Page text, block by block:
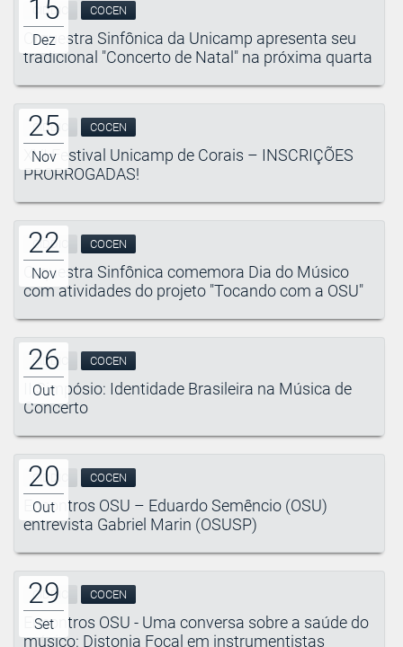
15
Dez
CIDDIC COCEN
Orquestra Sinfônica da Unicamp apresenta seu
tradicional "Concerto de Natal" na próxima quarta
25
Nov
CIDDIC COCEN
XVI Festival Unicamp de Corais – INSCRIÇÕES
PRORROGADAS!
22
Nov
CIDDIC COCEN
Orquestra Sinfônica comemora Dia do Músico
com atividades do projeto "Tocando com a OSU"
26
Out
CIDDIC COCEN
II Simpósio: Identidade Brasileira na Música de
Concerto
20
Out
CIDDIC COCEN
Encontros OSU – Eduardo Semêncio (OSU)
entrevista Gabriel Marin (OSUSP)
29
Set
CIDDIC COCEN
Encontros OSU - Uma conversa sobre a saúde do
músico: Distonia Focal em instrumentistas